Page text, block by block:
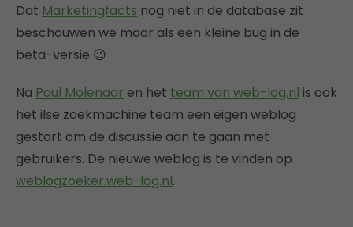
Dat Marketingfacts nog niet in de database zit
beschouwen we maar als een kleine bug in de
beta-versie 😉
Na Paul Molenaar en het team van web-log.nl is ook
het ilse zoekmachine team een eigen weblog
gestart om de discussie aan te gaan met
gebruikers. De nieuwe weblog is te vinden op
weblogzoeker.web-log.nl.